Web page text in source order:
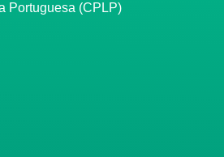
Portuguesa (CPLP)